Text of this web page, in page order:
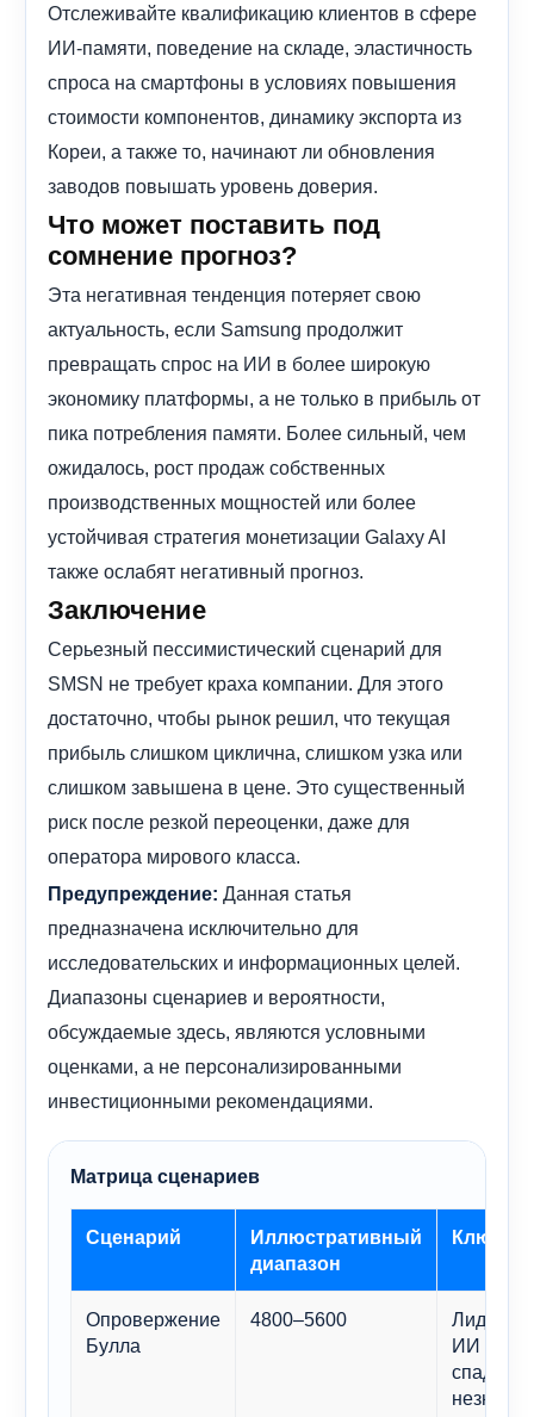
Отслеживайте квалификацию клиентов в сфере
ИИ-памяти, поведение на складе, эластичность
спроса на смартфоны в условиях повышения
стоимости компонентов, динамику экспорта из
Кореи, а также то, начинают ли обновления
заводов повышать уровень доверия.
Что может поставить под
сомнение прогноз?
Эта негативная тенденция потеряет свою
актуальность, если Samsung продолжит
превращать спрос на ИИ в более широкую
экономику платформы, а не только в прибыль от
пика потребления памяти. Более сильный, чем
ожидалось, рост продаж собственных
производственных мощностей или более
устойчивая стратегия монетизации Galaxy AI
также ослабят негативный прогноз.
Заключение
Серьезный пессимистический сценарий для
SMSN не требует краха компании. Для этого
достаточно, чтобы рынок решил, что текущая
прибыль слишком циклична, слишком узка или
слишком завышена в цене. Это существенный
риск после резкой переоценки, даже для
оператора мирового класса.
Предупреждение: Данная статья
предназначена исключительно для
исследовательских и информационных целей.
Диапазоны сценариев и вероятности,
обсуждаемые здесь, являются условными
оценками, а не персонализированными
инвестиционными рекомендациями.
Матрица сценариев
Сценарий
Иллюстративный
диапазон
Опровержение
Булла
4800–5600
ИИ
спады